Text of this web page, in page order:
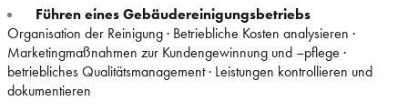
Führen eines Gebäudereinigungsbetriebs
Organisation der Reinigung · Betriebliche Kosten analysieren ·
Marketingmaßnahmen zur Kundengewinnung und –pflege ·
betriebliches Qualitätsmanagement · Leistungen kontrollieren und
dokumentieren